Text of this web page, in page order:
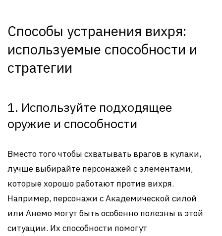
Способы устранения вихря:
используемые способности и
стратегии
1. Используйте подходящее
оружие и способности
Вместо того чтобы схватывать врагов в кулаки,
лучше выбирайте персонажей с элементами,
которые хорошо работают против вихря.
Например, персонажи с Академической силой
или Анемо могут быть особенно полезны в этой
ситуации. Их способности помогут